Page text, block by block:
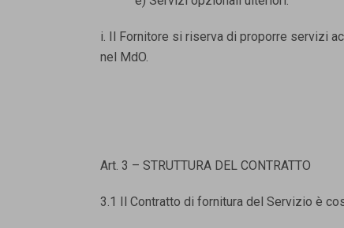
i. Il Fornitore si riserva di proporre servizi
nel MdO.
Art. 3 – STRUTTURA DEL CONTRATTO
3.1 Il Contratto di fornitura del Servizio è